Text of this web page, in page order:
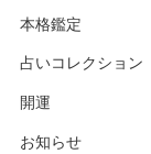
本格鑑定
占いコレクション
開運
お知らせ